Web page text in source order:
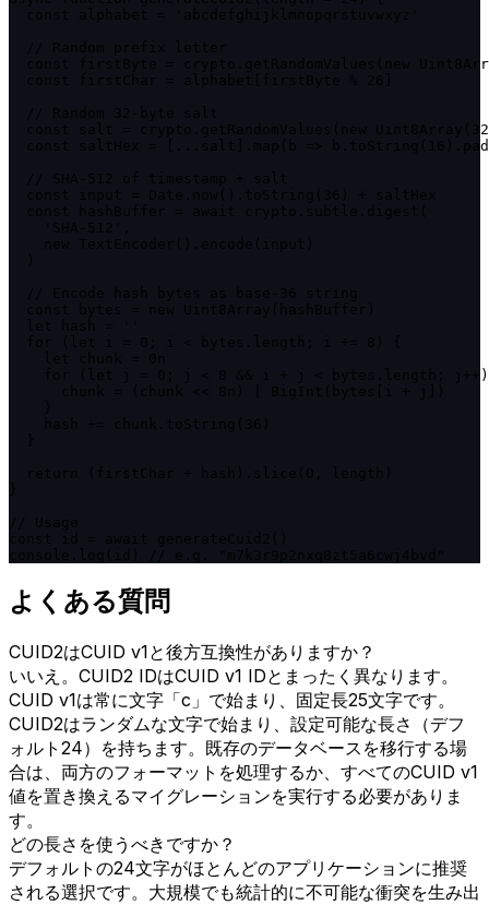
const firstByte = crypto.getRandomValues(new
const salt = crypto.getRandomValues(new
const saltHex = [...salt].map(b =>
for (let j = 0; j < 8 && i + j < bytes.length;
よくある質問
CUID2はCUID v1と後方互換性がありますか？
いいえ。CUID2 IDはCUID v1 IDとまったく異なります。
CUID v1は常に文字「c」で始まり、固定長25文字です。
CUID2はランダムな文字で始まり、設定可能な長さ（デフ
ォルト24）を持ちます。既存のデータベースを移行する場
合は、両方のフォーマットを処理するか、すべてのCUID v1
値を置き換えるマイグレーションを実行する必要がありま
す。
どの長さを使うべきですか？
デフォルトの24文字がほとんどのアプリケーションに推奨
される選択です。大規模でも統計的に不可能な衝突を生み出